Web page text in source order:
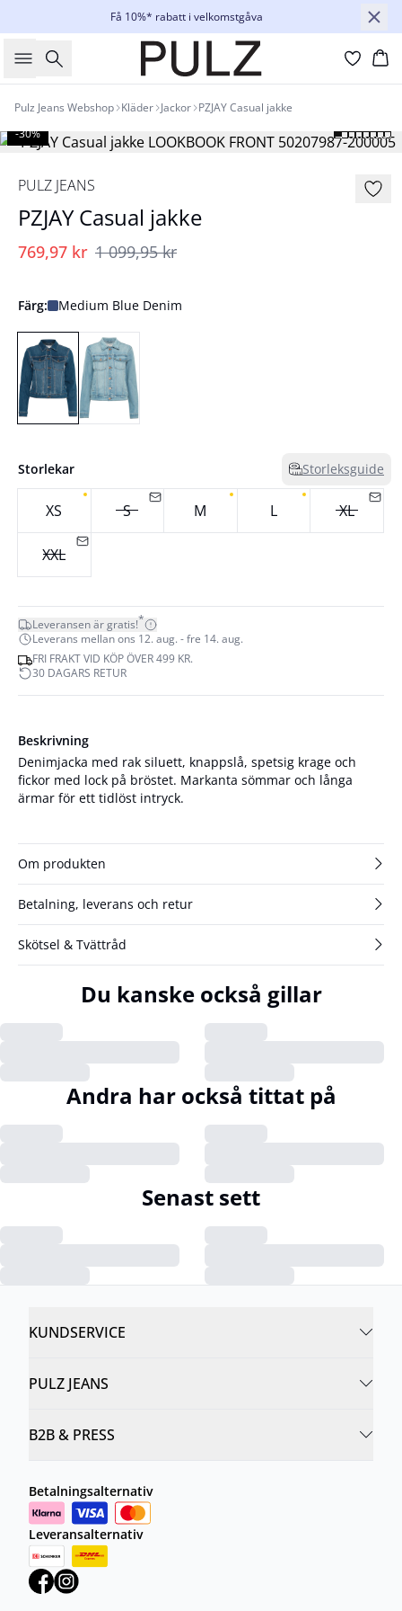
Få 10%* rabatt i velkomstgåva
Sök
Pulz Jeans Webshop Kläder Jackor PZJAY Casual jakke
-30%
PULZ JEANS
PZJAY Casual jakke
769,97 kr 1 099,95 kr
Färg: Medium Blue Denim
Storlekar Storleksguide
XS S M L XL
XXL
Leveransen är gratis!*
Leverans mellan ons 12. aug. - fre 14. aug.
FRI FRAKT VID KÖP ÖVER 499 KR.
30 DAGARS RETUR
Beskrivning
Denimjacka med rak siluett, knappslå, spetsig krage och
fickor med lock på bröstet. Markanta sömmar och långa
ärmar för ett tidlöst intryck.
Om produkten
Betalning, leverans och retur
Skötsel & Tvättråd
Du kanske också gillar
Andra har också tittat på
Senast sett
KUNDSERVICE
PULZ JEANS
B2B & PRESS
Betalningsalternativ
Leveransalternativ